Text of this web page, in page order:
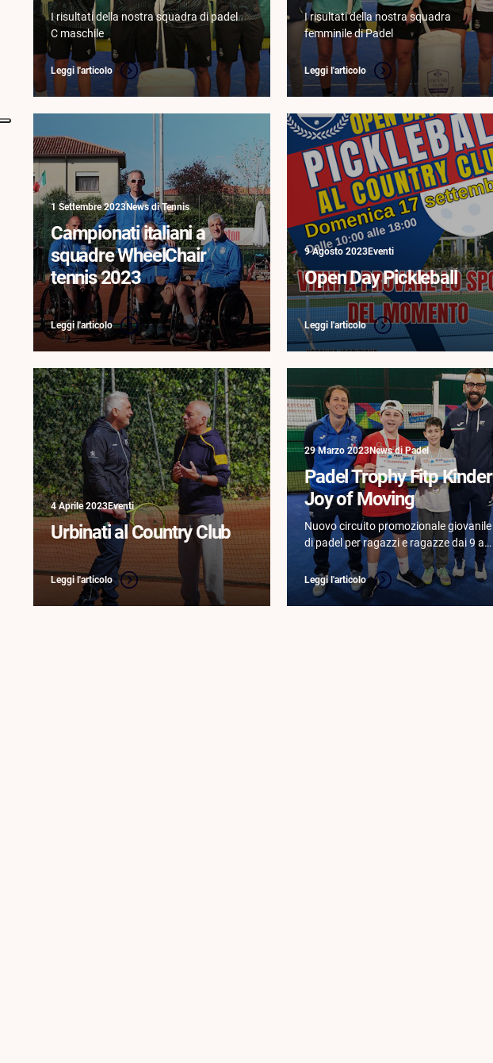
I risultati della nostra squadra di padel
C maschile
Leggi l'articolo
I risultati della nostra squadra
femminile di Padel
Leggi l'articolo
1 Settembre 2023News di Tennis
Campionati italiani a
squadre WheelChair
tennis 2023
Leggi l'articolo
9 Agosto 2023Eventi
Open Day Pickleball
Leggi l'articolo
4 Aprile 2023Eventi
Urbinati al Country Club
Leggi l'articolo
29 Marzo 2023News di Padel
Padel Trophy Fitp Kinder
Joy of Moving
Nuovo circuito promozionale giovanile
di padel per ragazzi e ragazze dai 9 ai
17 anni ispirato alla gioia di muoversi,
di socializzare e di crescere nel
rispetto delle regole e del fair play.
Leggi l'articolo